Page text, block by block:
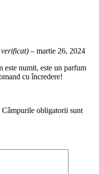
– martie 26, 2024
este numit, este un parfum
cu încredere!
Câmpurile obligatorii sunt